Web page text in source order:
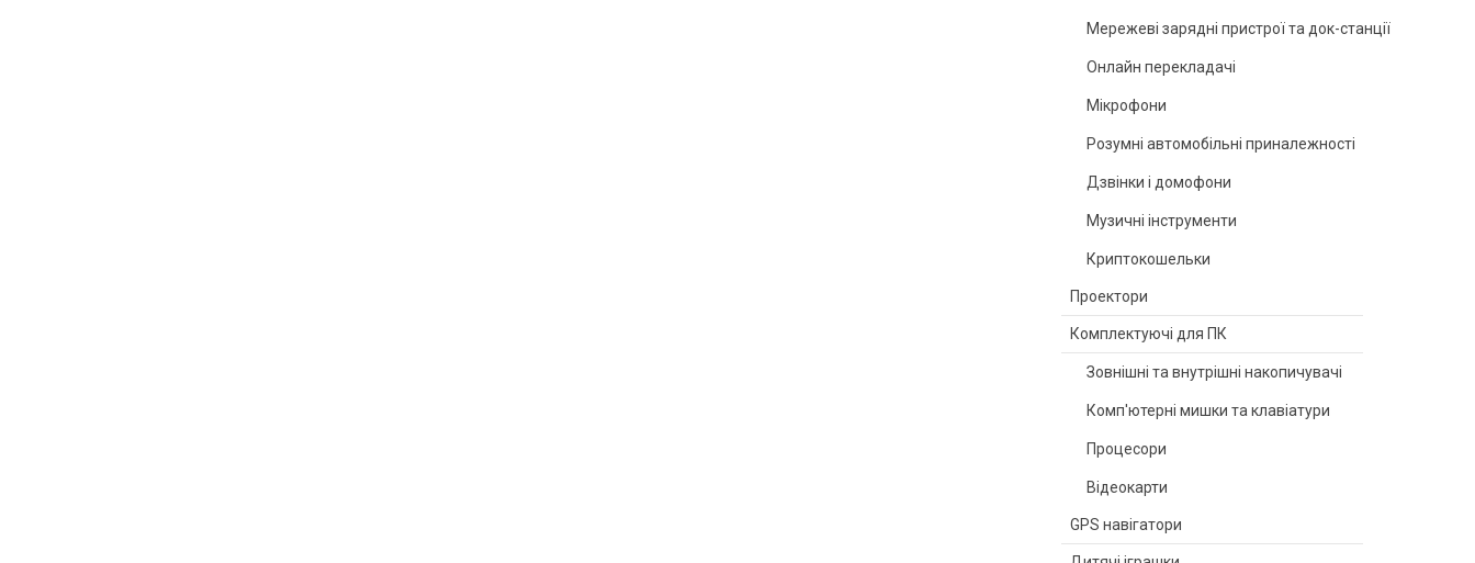
Мережеві зарядні пристрої та док-станції
Онлайн перекладачі
Мікрофони
Розумні автомобільні приналежності
Дзвінки і домофони
Музичні інструменти
Криптокошельки
Проектори
Комплектуючі для ПК
Зовнішні та внутрішні накопичувачі
Комп'ютерні мишки та клавіатури
Процесори
Відеокарти
GPS навігатори